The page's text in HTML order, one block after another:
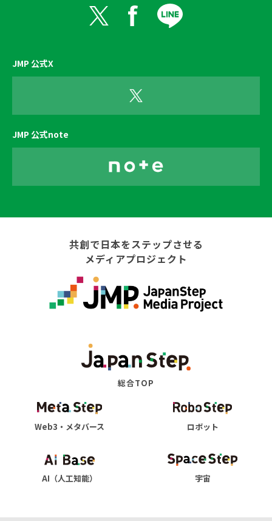
JMP 公式X
JMP 公式note
共創で日本をステップさせる
メディアプロジェクト
総合TOP
Web3・メタバース ロボット
AI（人工知能） 宇宙